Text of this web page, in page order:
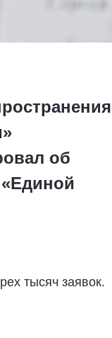
об
тысяч заявок.